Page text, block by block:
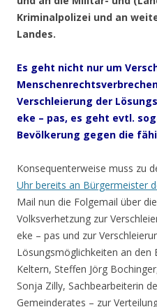
Kriminalpolizei und an
Landes.
Es geht nicht nur um
Verschleierung der
eke – pas, es geht evtl.
Bevölkerung gegen die
Konsequenterweise muss zu
Uhr bereits an Bürgermeister
Mail nun die Folgemail über
Volksverhetzung zur
eke – pas und zur
Lösungsmöglichkeiten an den
Keltern, Steffen Jörg
Sonja Zilly, Sachbearbeiterin
Gemeinderates – zur